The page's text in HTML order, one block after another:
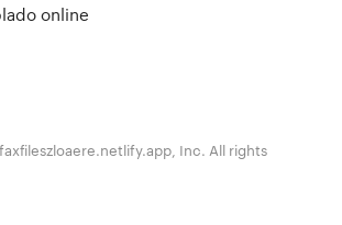
online
Inc. All rights